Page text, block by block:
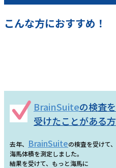
こんな方におすすめ！
BrainSuiteの検査を
受けたことがある方
去年、 BrainSuiteの検査を受けて、
海馬体積を測定しました。
結果を受けて、もっと海馬に